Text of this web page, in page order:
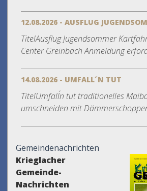
12.08.2026 - AUSFLUG
TitelAusflug Jugendsommer
Center Greinbach Anmeldung
14.08.2026 - UMFALL´N TUT
TitelUmfall´n tut traditionelles
umschneiden mit
Gemeindenachrichten
Krieglacher
Gemeinde-
Nachrichten